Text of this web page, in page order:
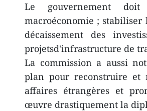
Le gouvernement
macroéconomie ;
décaissement des
projetsd'infrastructure de
La commission a aussi
plan pour reconstruire et
affaires étrangères et
œuvre drastiquement la